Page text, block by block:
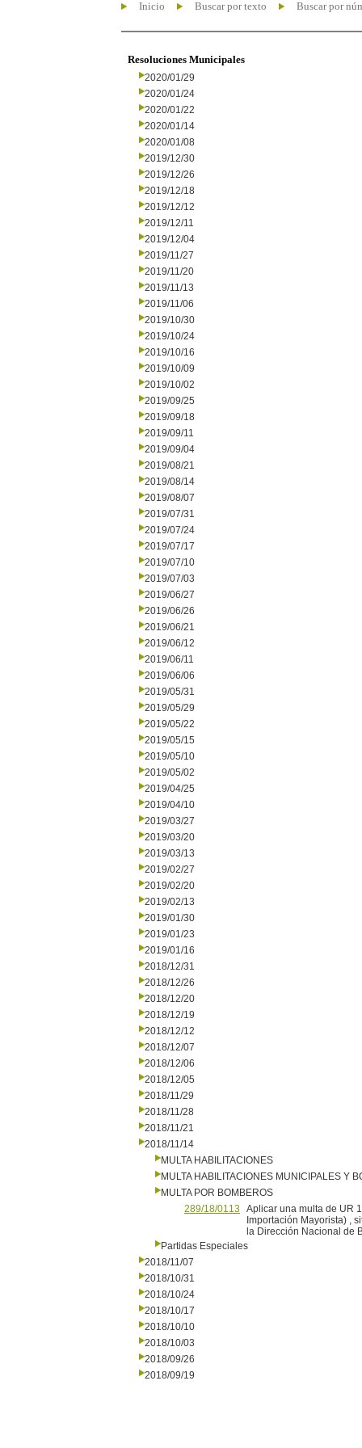
Inicio Buscar por texto Buscar por
Resoluciones Municipales
2020/01/29
2020/01/24
2020/01/22
2020/01/14
2020/01/08
2019/12/30
2019/12/26
2019/12/18
2019/12/12
2019/12/11
2019/12/04
2019/11/27
2019/11/20
2019/11/13
2019/11/06
2019/10/30
2019/10/24
2019/10/16
2019/10/09
2019/10/02
2019/09/25
2019/09/18
2019/09/11
2019/09/04
2019/08/21
2019/08/14
2019/08/07
2019/07/31
2019/07/24
2019/07/17
2019/07/10
2019/07/03
2019/06/27
2019/06/26
2019/06/21
2019/06/12
2019/06/11
2019/06/06
2019/05/31
2019/05/29
2019/05/22
2019/05/15
2019/05/10
2019/05/02
2019/04/25
2019/04/10
2019/03/27
2019/03/20
2019/03/13
2019/02/27
2019/02/20
2019/02/13
2019/01/30
2019/01/23
2019/01/16
2018/12/31
2018/12/26
2018/12/20
2018/12/19
2018/12/12
2018/12/07
2018/12/06
2018/12/05
2018/11/29
2018/11/28
2018/11/21
2018/11/14
MULTA HABILITACIONES
MULTA HABILITACIONES MUNICIPALES Y
MULTA POR BOMBEROS
289/18/0113
Aplicar una multa de UR
Importación Mayorista) ,
la Dirección Nacional de
Partidas Especiales
2018/11/07
2018/10/31
2018/10/24
2018/10/17
2018/10/10
2018/10/03
2018/09/26
2018/09/19